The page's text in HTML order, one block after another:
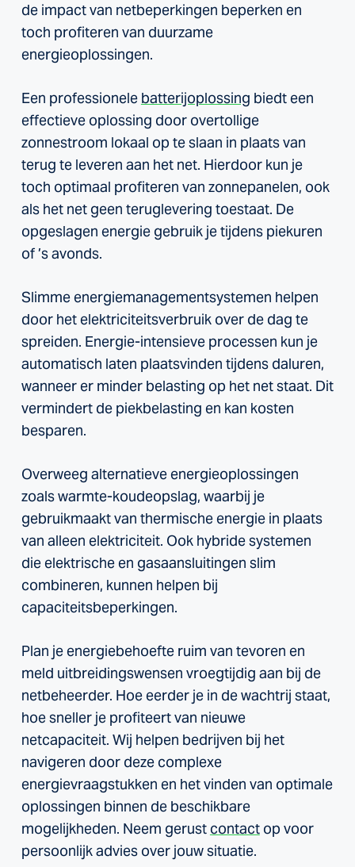
de impact van netbeperkingen beperken en
toch profiteren van duurzame
energieoplossingen.
Een professionele batterijoplossing biedt een
effectieve oplossing door overtollige
zonnestroom lokaal op te slaan in plaats van
terug te leveren aan het net. Hierdoor kun je
toch optimaal profiteren van zonnepanelen, ook
als het net geen teruglevering toestaat. De
opgeslagen energie gebruik je tijdens piekuren
of ’s avonds.
Slimme energiemanagementsystemen helpen
door het elektriciteitsverbruik over de dag te
spreiden. Energie-intensieve processen kun je
automatisch laten plaatsvinden tijdens daluren,
wanneer er minder belasting op het net staat. Dit
vermindert de piekbelasting en kan kosten
besparen.
Overweeg alternatieve energieoplossingen
zoals warmte-koudeopslag, waarbij je
gebruikmaakt van thermische energie in plaats
van alleen elektriciteit. Ook hybride systemen
die elektrische en gasaansluitingen slim
combineren, kunnen helpen bij
capaciteitsbeperkingen.
Plan je energiebehoefte ruim van tevoren en
meld uitbreidingswensen vroegtijdig aan bij de
netbeheerder. Hoe eerder je in de wachtrij staat,
hoe sneller je profiteert van nieuwe
netcapaciteit. Wij helpen bedrijven bij het
navigeren door deze complexe
energievraagstukken en het vinden van optimale
oplossingen binnen de beschikbare
mogelijkheden. Neem gerust contactop voor
persoonlijk advies over jouw situatie.